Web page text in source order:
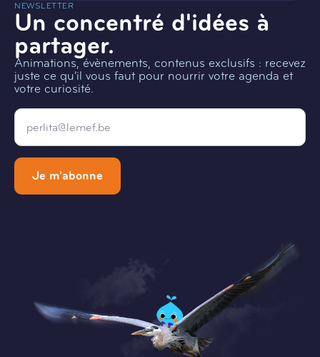
NEWSLETTER
Un concentré d'idées à
partager.
Animations, évènements, contenus exclusifs : recevez
juste ce qu'il vous faut pour nourrir votre agenda et
votre curiosité.
Email
Je m'abonne